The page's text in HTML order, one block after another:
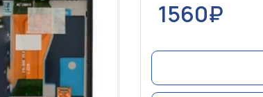
1560₽